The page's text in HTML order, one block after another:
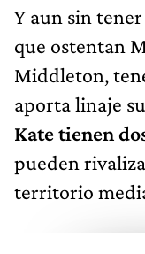
Y aun sin
que ostentan
Middleton,
aporta linaje
Kate tienen
pueden
territorio